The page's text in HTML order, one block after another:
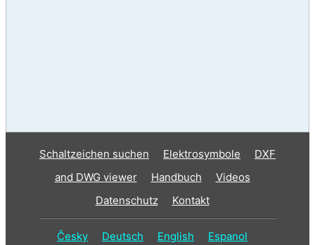
Schaltzeichen suchen Elektrosymbole
DXF
and DWG viewer
Handbuch
Videos
Datenschutz
Kontakt
Česky Deutsch English Espanol